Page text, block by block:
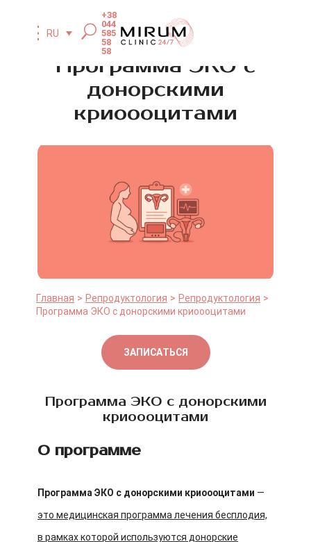
RU
+38
044
585
58
58
Программа ЭКО с
донорскими
криоооцитами
Главная Репродуктология
Репродуктология
Программа ЭКО с донорскими криоооцитами
ЗАПИСАТЬСЯ
Программа ЭКО с донорскими
криоооцитами
О программе
Программа ЭКО с донорскими криоооцитами —
это медицинская программа лечения бесплодия,
в рамках которой используются донорские